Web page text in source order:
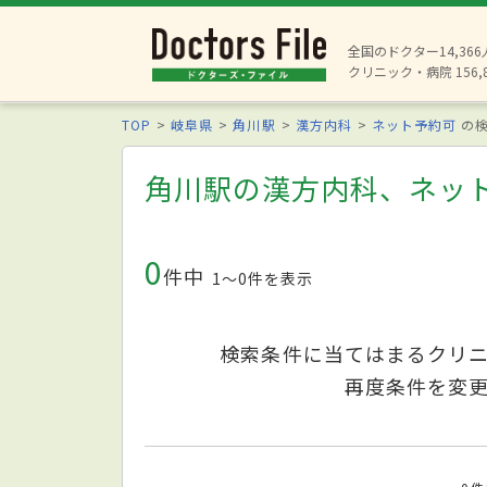
全国のドクター14,366
クリニック・病院
TOP 岐阜県 角川駅 漢方内科 ネット予約可 の
角川駅の漢方内科、ネッ
0件中 1〜0件を表示
検索条件に当てはまるクリ
再度条件を変